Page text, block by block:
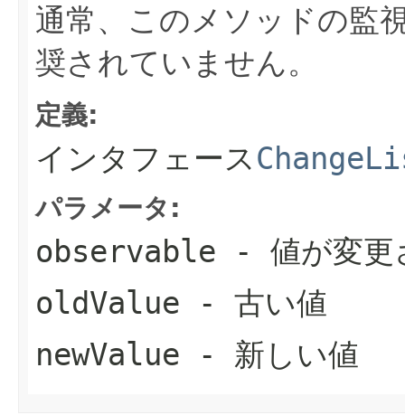
通常、このメソッドの監
奨されていません。
定義:
インタフェース
パラメータ:
observable - 値が変更
oldValue - 古い値
newValue - 新しい値